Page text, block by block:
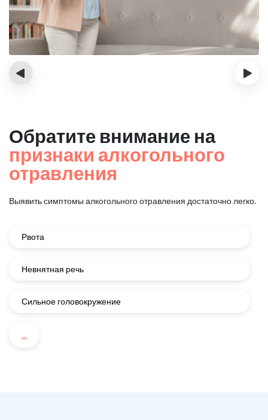
‹ ›
Обратите внимание на
признаки алкогольного
отравления
Выявить симптомы алкогольного отравления достаточно легко.
Рвота
Невнятная речь
Сильное головокружение
...